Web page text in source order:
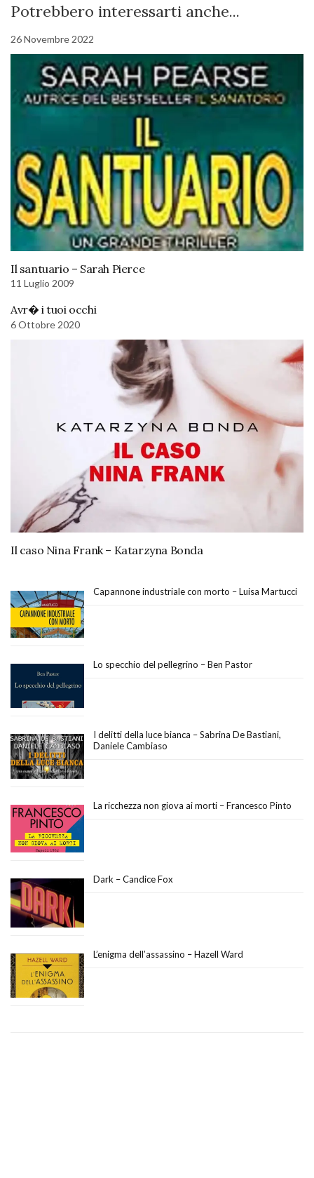
Potrebbero interessarti anche...
26 Novembre 2022
Il santuario – Sarah Pierce
11 Luglio 2009
Avr� i tuoi occhi
6 Ottobre 2020
Il caso Nina Frank – Katarzyna Bonda
Capannone industriale con morto – Luisa Martucci
Lo specchio del pellegrino – Ben Pastor
I delitti della luce bianca – Sabrina De Bastiani,
Daniele Cambiaso
La ricchezza non giova ai morti – Francesco Pinto
Dark – Candice Fox
L’enigma dell’assassino – Hazell Ward